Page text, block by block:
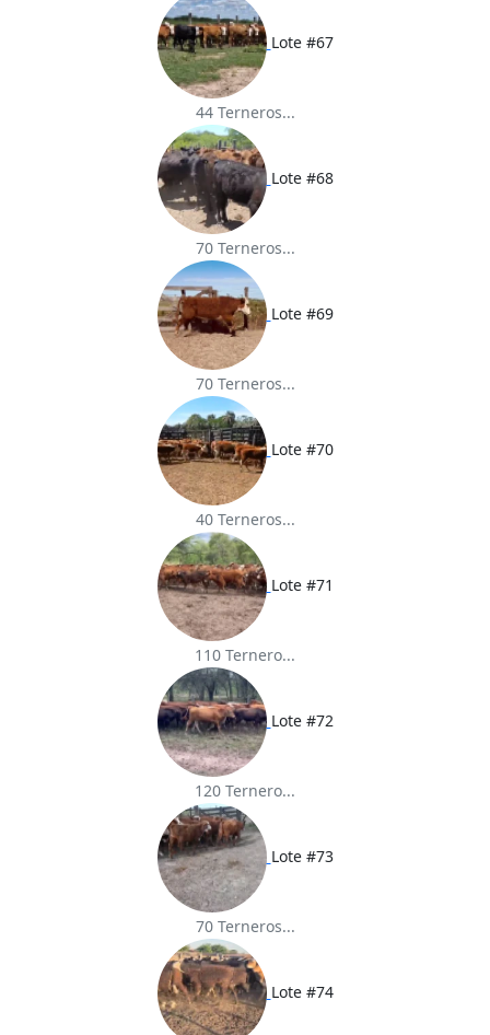
Lote #67
44 Terneros...
Lote #68
70 Terneros...
Lote #69
70 Terneros...
Lote #70
40 Terneros...
Lote #71
110 Ternero...
Lote #72
120 Ternero...
Lote #73
70 Terneros...
Lote #74